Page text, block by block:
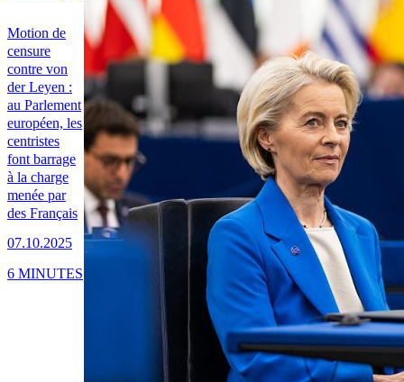
Motion de
censure
contre von
der Leyen :
au Parlement
européen, les
centristes
font barrage
à la charge
menée par
des Français
07.10.2025
6 MINUTES